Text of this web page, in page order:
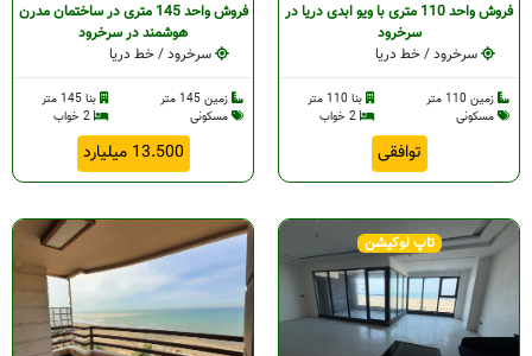
فروش واحد 110 متری با ویو ابدی دریا در
سرخرود
سرخرود / خط دریا
زمین 110 متر
بنا 110 متر
مسکونی
توافقی
فروش واحد 145 متری در ساختمان مدرن
هوشمند در سرخرود
سرخرود / خط دریا
زمین 145 متر
بنا 145 متر
مسکونی
13.500 میلیارد
تاپ لوکیشن